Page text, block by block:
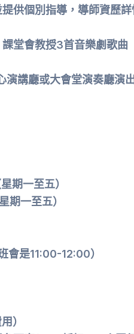
供個別指導，導師資歷
堂會教授3首音樂劇歌曲
演講廳或大會堂演奏廳演
期一至五）
期一至五）
是11:00-12:00）
）